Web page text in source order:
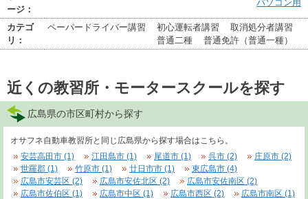
ージ：
パソコン用
カテゴ
リ：
ペーパードライバー講習 初心運転者講習
取消処分者講習
普通二種
普通免許（普通一種）
近くの教習所・モータースクールを探す
広島県の市区町村から探す
オサフネ自動車教習所と同じ広島県から探す場合はこちら。
安芸高田市 (1)
江田島市 (1) 尾道市 (1) 呉市 (2)
庄原市 (2)
世羅郡 (1)
竹原市 (1) 廿日市市 (1)
東広島市 (4)
広島市安芸区 (2)
広島市安佐北区 (2)
広島市安佐南区 (2)
広島市佐伯区 (1)
広島市中区 (1) 広島市西区 (2)
広島市南区 (1)